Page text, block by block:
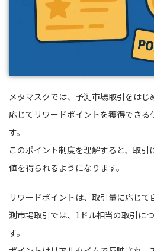
メタマスクでは、予測市場取引をは
応じてリワードポイントを獲得できる
す。
このポイント制度を理解すると、取引
値を得られるようになります。
リワードポイントは、取引量に応じ
測市場取引では、1ドル相当の取引に
す。